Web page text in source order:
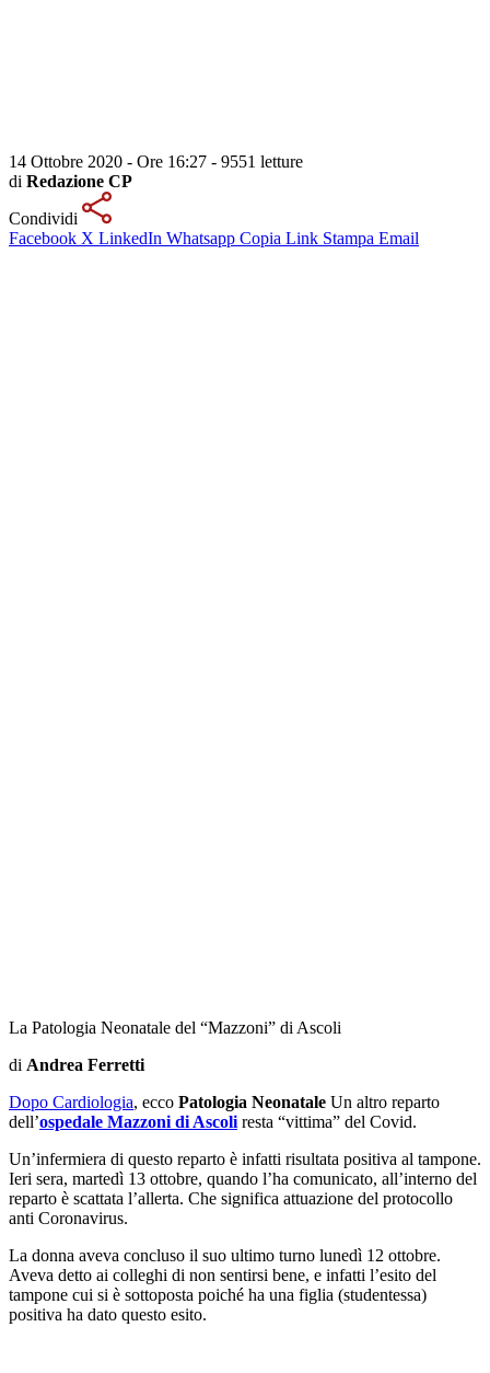
14 Ottobre 2020 - Ore 16:27 - 9551 letture
di Redazione CP
Condividi
Facebook X LinkedIn Whatsapp Copia Link Stampa Email
La Patologia Neonatale del “Mazzoni” di Ascoli
di Andrea Ferretti
Dopo Cardiologia, ecco Patologia Neonatale Un altro reparto
dell’ospedale Mazzoni di Ascoli resta “vittima” del Covid.
Un’infermiera di questo reparto è infatti risultata positiva al tampone.
Ieri sera, martedì 13 ottobre, quando l’ha comunicato, all’interno del
reparto è scattata l’allerta. Che significa attuazione del protocollo
anti Coronavirus.
La donna aveva concluso il suo ultimo turno lunedì 12 ottobre.
Aveva detto ai colleghi di non sentirsi bene, e infatti l’esito del
tampone cui si è sottoposta poiché ha una figlia (studentessa)
positiva ha dato questo esito.